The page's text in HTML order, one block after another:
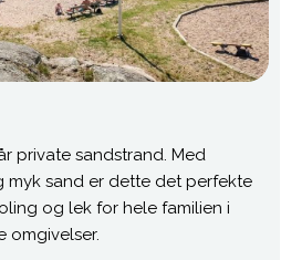
private sandstrand. Med
myk sand er dette det perfekte
og lek for hele familien i
omgivelser.